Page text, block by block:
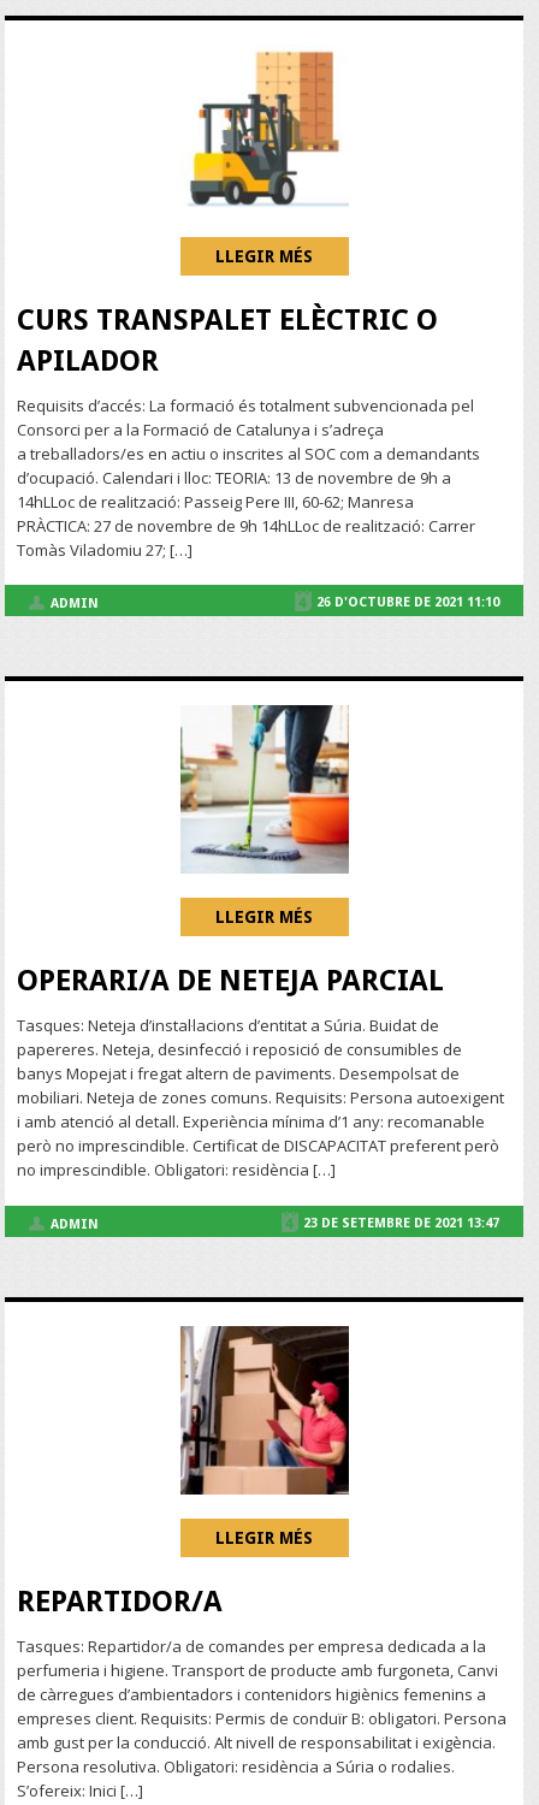
LLEGIR MÉS
CURS TRANSPALET ELÈCTRIC O
APILADOR
Requisits d’accés: La formació és totalment subvencionada pel
Consorci per a la Formació de Catalunya i s’adreça
a treballadors/es en actiu o inscrites al SOC com a demandants
d’ocupació. Calendari i lloc: TEORIA: 13 de novembre de 9h a
14hLLoc de realització: Passeig Pere III, 60-62; Manresa
PRÀCTICA: 27 de novembre de 9h 14hLLoc de realització: Carrer
Tomàs Viladomiu 27; […]
ADMIN 26 D'OCTUBRE DE 2021 11:10
LLEGIR MÉS
OPERARI/A DE NETEJA PARCIAL
Tasques: Neteja d’instal·lacions d’entitat a Súria. Buidat de
papereres. Neteja, desinfecció i reposició de consumibles de
banys Mopejat i fregat altern de paviments. Desempolsat de
mobiliari. Neteja de zones comuns. Requisits: Persona autoexigent
i amb atenció al detall. Experiència mínima d’1 any: recomanable
però no imprescindible. Certificat de DISCAPACITAT preferent però
no imprescindible. Obligatori: residència […]
ADMIN 23 DE SETEMBRE DE 2021 13:47
LLEGIR MÉS
REPARTIDOR/A
Tasques: Repartidor/a de comandes per empresa dedicada a la
perfumeria i higiene. Transport de producte amb furgoneta, Canvi
de càrregues d’ambientadors i contenidors higiènics femenins a
empreses client. Requisits: Permis de conduïr B: obligatori. Persona
amb gust per la conducció. Alt nivell de responsabilitat i exigència.
Persona resolutiva. Obligatori: residència a Súria o rodalies.
S’ofereix: Inici […]